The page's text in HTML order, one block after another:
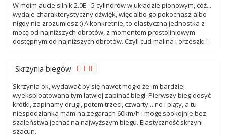
W moim aucie silnik 2.0E - 5 cylindrów w układzie pionowym, cóż...
wydaje charakterystyczny dźwięk, więc albo go pokochasz albo
nigdy nie zrozumiesz :) A konkretnie, to elastyczna jednostka z
mocą od najniższych obrotów, z momentem prostoliniowym
dostępnym od najniższych obrotów. Czyli cud malina i orzeszki !
Skrzynia biegów
Skrzynia ok, wydawać by się nawet mogło że im bardziej
wyeksploatowana tym łatwiej zapinać biegi. Pierwszy bieg dosyć
krótki, zapinamy drugi, potem trzeci, czwarty... no i piąty, a tu
niespodzianka mam na zegarach 60km/h i mogę spokojnie bez
szaleństwa jechać na najwyższym biegu. Elastyczność skrzyni -
szacun.